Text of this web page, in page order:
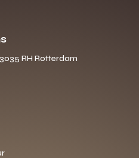
RH Rotterdam